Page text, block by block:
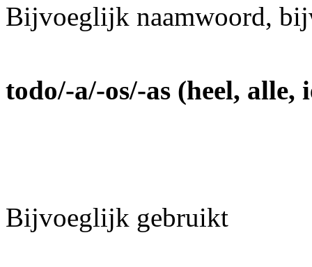
Bijvoeglijk naamwoord,
todo/-a/-os/-as (heel, alle,
Bijvoeglijk gebruikt